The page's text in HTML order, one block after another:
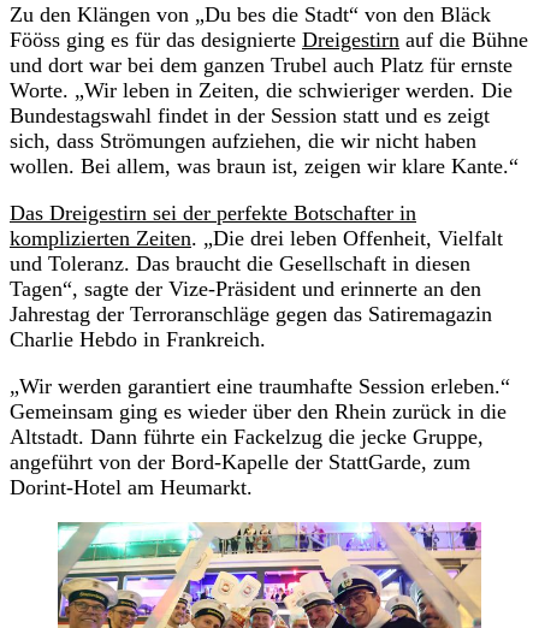
Zu den Klängen von „Du bes die Stadt“ von den Bläck
Fööss ging es für das designierte Dreigestirn auf die Bühne
und dort war bei dem ganzen Trubel auch Platz für ernste
Worte. „Wir leben in Zeiten, die schwieriger werden. Die
Bundestagswahl findet in der Session statt und es zeigt
sich, dass Strömungen aufziehen, die wir nicht haben
wollen. Bei allem, was braun ist, zeigen wir klare Kante.“
Das Dreigestirn sei der perfekte Botschafter in
komplizierten Zeiten. „Die drei leben Offenheit, Vielfalt
und Toleranz. Das braucht die Gesellschaft in diesen
Tagen“, sagte der Vize-Präsident und erinnerte an den
Jahrestag der Terroranschläge gegen das Satiremagazin
Charlie Hebdo in Frankreich.
„Wir werden garantiert eine traumhafte Session erleben.“
Gemeinsam ging es wieder über den Rhein zurück in die
Altstadt. Dann führte ein Fackelzug die jecke Gruppe,
angeführt von der Bord-Kapelle der StattGarde, zum
Dorint-Hotel am Heumarkt.